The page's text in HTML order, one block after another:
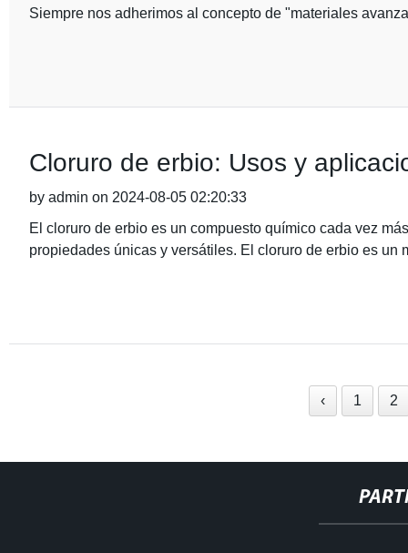
Siempre nos adherimos al concepto de "materiales
Cloruro de erbio: Usos y
by admin on 2024-08-05 02:20:33
El cloruro de erbio es un compuesto químico cada vez
propiedades únicas y versátiles. El cloruro de erbio es un
‹ 1 2